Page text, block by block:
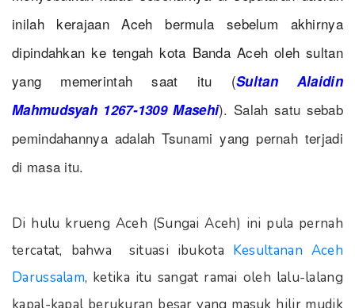
inilah kerajaan Aceh bermula sebelum akhirnya
dipindahkan ke tengah kota Banda Aceh oleh sultan
yang memerintah saat itu (Sultan Alaidin
Mahmudsyah 1267-1309 Masehi). Salah satu sebab
pemindahannya adalah Tsunami yang pernah terjadi
di masa itu.
Di hulu krueng Aceh (Sungai Aceh) ini pula pernah
tercatat, bahwa situasi ibukota Kesultanan Aceh
Darussalam, ketika itu sangat ramai oleh lalu-lalang